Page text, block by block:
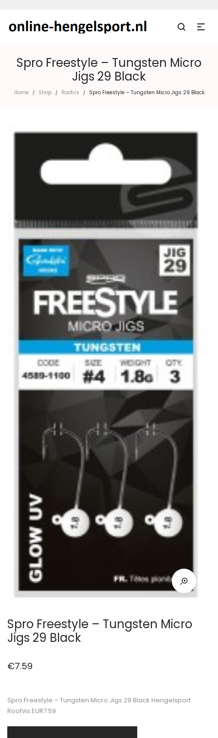
Spro Freestyle – Tungsten Micro
Jigs 29 Black
Home / Shop / Roofvis / Spro Freestyle – Tungsten Micro Jigs 29 Black
Spro Freestyle – Tungsten Micro
Jigs 29 Black
€7.59
Spro Freestyle – Tungsten Micro Jigs 29 Black Hengelsport
Roofvis EUR7.59